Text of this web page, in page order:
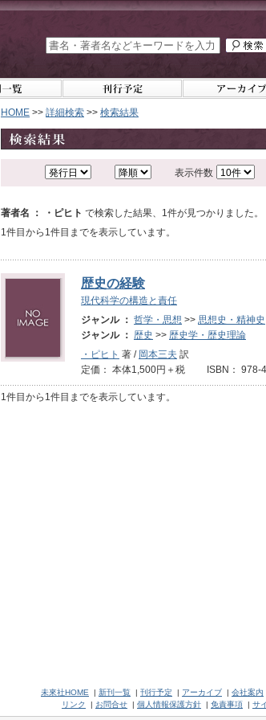
HOME >> 詳細検索 >> 検索結果
表示件数
著者名 ： ・ピヒト で検索した結果、1件が見つかりました。
1件目から1件目までを表示しています。
歴史の経験
現代科学の構造と責任
ジャンル ： 哲学・思想 >> 思想史・精神史
ジャンル ： 歴史 >> 歴史学・歴史理論
・ピヒト 著 / 岡本三夫 訳
定価： 本体1,500円＋税 ISBN：
1件目から1件目までを表示しています。
未來社HOME | 新刊一覧 | 刊行予定 | アーカイブ | 会社案内
リンク
| お問合せ | 個人情報保護方針 | 免責事項 | サ